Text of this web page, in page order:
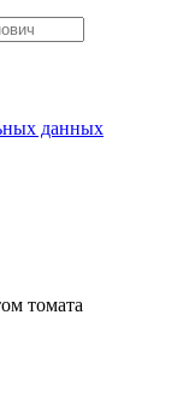
данных
томата